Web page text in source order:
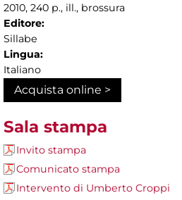
2010, 240 p., ill., brossura
Editore:
Sillabe
Lingua:
Italiano
Acquista online >
Sala stampa
Invito stampa
Comunicato stampa
Intervento di Umberto Croppi